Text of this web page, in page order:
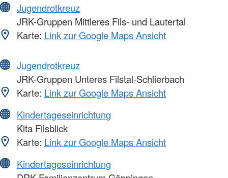
Jugendrotkreuz
JRK-Gruppen Mittleres Fils- und Lautertal
Karte: Link zur Google Maps Ansicht
Jugendrotkreuz
JRK-Gruppen Unteres Filstal-Schlierbach
Karte: Link zur Google Maps Ansicht
Kindertageseinrichtung
Kita Filsblick
Karte: Link zur Google Maps Ansicht
Kindertageseinrichtung